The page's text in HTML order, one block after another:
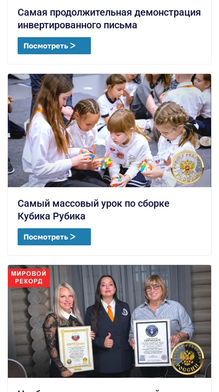
Самая продолжительная демонстрация
инвертированного письма
Посмотреть ᐳ
Самый массовый урок по сборке
Кубика Рубика
Посмотреть ᐳ